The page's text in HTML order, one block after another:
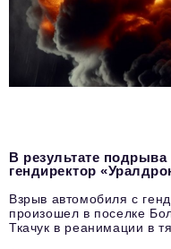
В результате
гендиректор
Взрыв автомобиля с
произошел в поселке
Ткачук в реанимации в